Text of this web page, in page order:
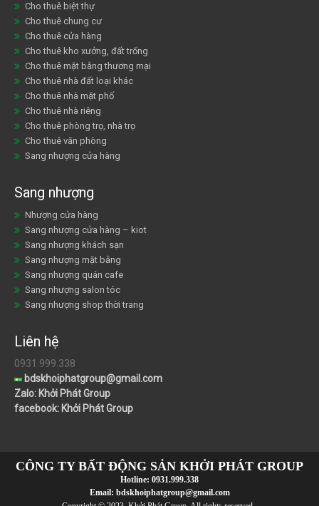
Cho thuê biệt thự
Cho thuê chung cư
Cho thuê cửa hàng
Cho thuê kho xưởng, đất trống
Cho thuê mặt bằng thương mại
Cho thuê nhà đất loại khác
Cho thuê nhà mặt phố
Cho thuê nhà riêng
Cho thuê phòng trọ, nhà trọ
Cho thuê văn phòng
Sang nhượng cửa hàng
Sang nhượng
Nhượng cửa hàng
Sang nhượng cửa hàng – kiot
Sang nhượng khách sạn
Sang nhượng mặt bằng
Sang nhượng quán cafe
Sang nhượng salon tóc
Sang nhượng shop thời trang
Liên hệ
0931.999.338
bdskhoiphatgroup@gmail.com
Zalo: Khởi Phát Group
facebook: Khởi Phát Group
CÔNG TY BẤT ĐỘNG SẢN KHỞI PHÁT GROUP
Hotline: 0931.999.338
Email: bdskhoiphatgroup@gmail.com